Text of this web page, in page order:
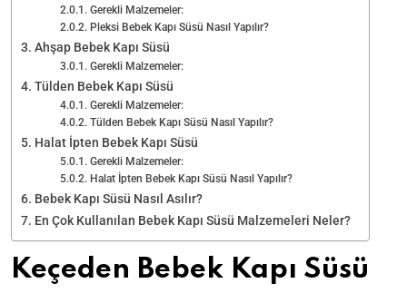
Gerekli Malzemeler:
Pleksi Bebek Kapı Süsü Nasıl Yapılır?
Ahşap Bebek Kapı Süsü
Gerekli Malzemeler:
Tülden Bebek Kapı Süsü
Gerekli Malzemeler:
Tülden Bebek Kapı Süsü Nasıl Yapılır?
Halat İpten Bebek Kapı Süsü
Gerekli Malzemeler:
Halat İpten Bebek Kapı Süsü Nasıl Yapılır?
Bebek Kapı Süsü Nasıl Asılır?
En Çok Kullanılan Bebek Kapı Süsü Malzemeleri Neler?
Keçeden Bebek Kapı Süsü